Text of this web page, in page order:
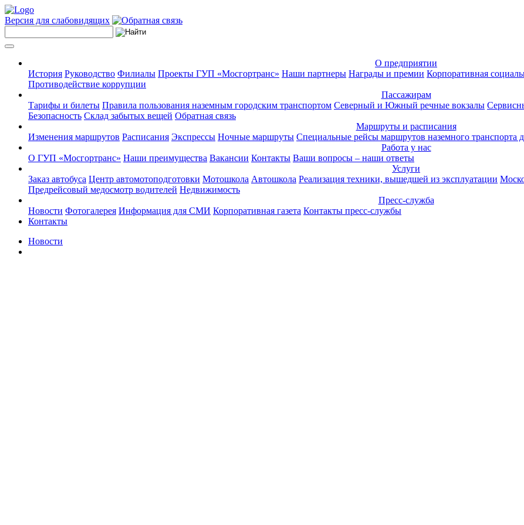
Версия для слабовидящих
О предприятии
История Руководство Филиалы Проекты ГУП «Мосгортранс» Наши партнеры Награды и премии Корпоративная
Противодействие коррупции
Пассажирам
Тарифы и билеты Правила пользования наземным городским транспортом Северный и Южный речные вокзалы
Безопасность Склад забытых вещей Обратная связь
Маршруты и расписания
Изменения маршрутов Расписания Экспрессы Ночные маршруты Специальные рейсы маршрутов наземного транспорта
Работа у нас
О ГУП «Мосгортранс» Наши преимущества Вакансии Контакты Ваши вопросы – наши ответы
Услуги
Заказ автобуса Центр автомотоподготовки Мотошкола Автошкола Реализация техники, вышедшей из эксплуатации
Предрейсовый медосмотр водителей Недвижимость
Пресс-служба
Новости Фотогалерея Информация для СМИ Корпоративная газета Контакты пресс-службы
Контакты
Новости